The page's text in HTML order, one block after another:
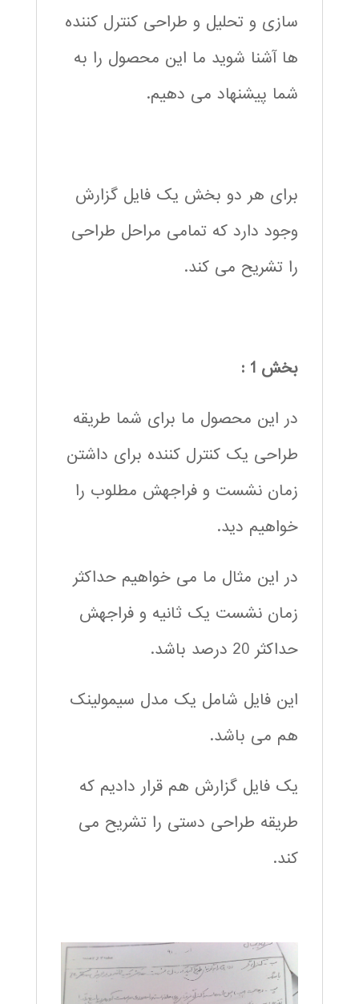
سازی و تحلیل و طراحی کنترل کننده
ها آشنا شوید ما این محصول را به
شما پیشنهاد می دهیم.
برای هر دو بخش یک فایل گزارش
وجود دارد که تمامی مراحل طراحی
را تشریح می کند.
بخش 1 :
در این محصول ما برای شما طریقه
طراحی یک کنترل کننده برای داشتن
زمان نشست و فراجهش مطلوب را
خواهیم دید.
در این مثال ما می خواهیم حداکثر
زمان نشست یک ثانیه و فراجهش
حداکثر 20 درصد باشد.
این فایل شامل یک مدل سیمولینک
هم می باشد.
یک فایل گزارش هم قرار دادیم که
طریقه طراحی دستی را تشریح می
کند.